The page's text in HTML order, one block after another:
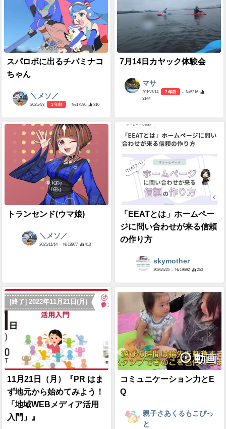
スパロボに出るチバミナコ
ちゃん
＼メソ／
2025/4/3 1 年前 - №17590 810
7月14日カヤック体験会
マサ
2019/7/14 7 年前
- №5216
3144
トランセンド(ウマ娘)
＼メソ／
2025/11/14 - №18977 413
「EEATとは」ホームペー
ジに問い合わせが来る信頼
の作り方
skymother
2026/5/25 - №19692 250
[終了] 2022年11月21日(月)
11月21日（月）『PR はま
ず地元から始めてみよう！
「地域WEBメディア活用
入門」』
動画
コミュニケーション力とE
Q
親子さあくるもこぴっ
と